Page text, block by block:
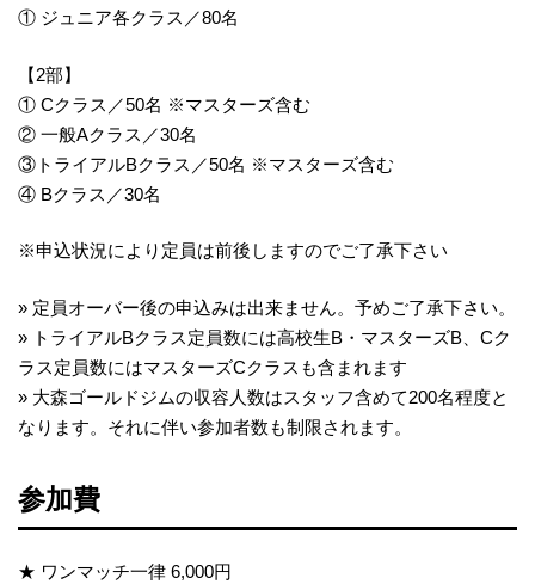
① ジュニア各クラス／80名
【2部】
① Cクラス／50名 ※マスターズ含む
② 一般Aクラス／30名
③トライアルBクラス／50名 ※マスターズ含む
④ Bクラス／30名
※申込状況により定員は前後しますのでご了承下さい
» 定員オーバー後の申込みは出来ません。予めご了承下さい。
» トライアルBクラス定員数には高校生B・マスターズB、Cク
ラス定員数にはマスターズCクラスも含まれます
» 大森ゴールドジムの収容人数はスタッフ含めて200名程度と
なります。それに伴い参加者数も制限されます。
参加費
★ ワンマッチ一律 6,000円